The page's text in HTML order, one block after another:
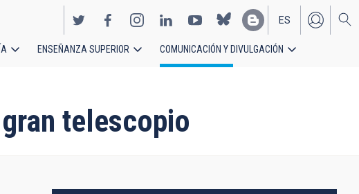
EN
ES
ENSEÑANZA SUPERIOR COMUNICACIÓN Y DIVULGACIÓN
telescopio